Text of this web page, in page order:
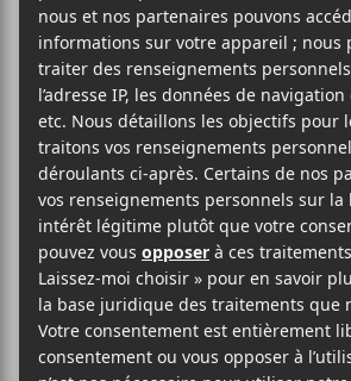
IDLESsera de passage au
septembre 2024 dans le cadre de
the Fing.
AJOUTER AU CALENDRIER
DÉTAILS
Début : Evenko